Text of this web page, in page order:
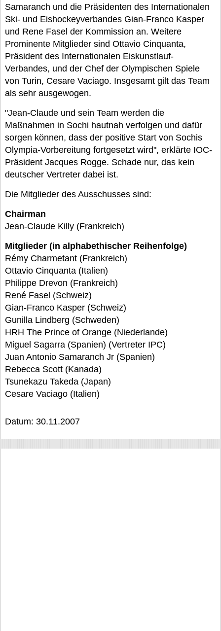
Samaranch und die Präsidenten des Internationalen
Ski- und Eishockeyverbandes Gian-Franco Kasper
und Rene Fasel der Kommission an. Weitere
Prominente Mitglieder sind Ottavio Cinquanta,
Präsident des Internationalen Eiskunstlauf-
Verbandes, und der Chef der Olympischen Spiele
von Turin, Cesare Vaciago. Insgesamt gilt das Team
als sehr ausgewogen.
"Jean-Claude und sein Team werden die
Maßnahmen in Sochi hautnah verfolgen und dafür
sorgen können, dass der positive Start von Sochis
Olympia-Vorbereitung fortgesetzt wird", erklärte IOC-
Präsident Jacques Rogge. Schade nur, das kein
deutscher Vertreter dabei ist.
Die Mitglieder des Ausschusses sind:
Chairman
Jean-Claude Killy (Frankreich)
Mitglieder (in alphabethischer Reihenfolge)
Rémy Charmetant (Frankreich)
Ottavio Cinquanta (Italien)
Philippe Drevon (Frankreich)
René Fasel (Schweiz)
Gian-Franco Kasper (Schweiz)
Gunilla Lindberg (Schweden)
HRH The Prince of Orange (Niederlande)
Miguel Sagarra (Spanien) (Vertreter IPC)
Juan Antonio Samaranch Jr (Spanien)
Rebecca Scott (Kanada)
Tsunekazu Takeda (Japan)
Cesare Vaciago (Italien)
Datum: 30.11.2007